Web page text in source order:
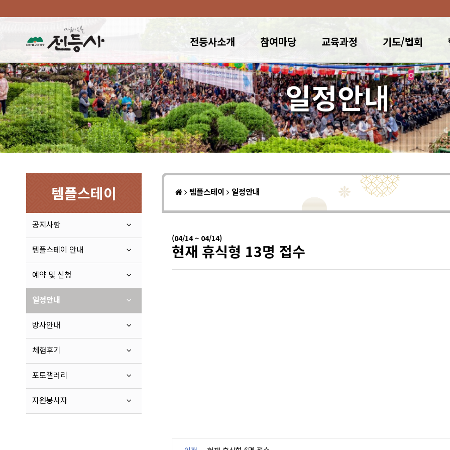
전등사소개 참여마당 교육과정 기도/법회
일정안내
템플스테이
공지사항
템플스테이 안내
예약 및 신청
일정안내
방사안내
체험후기
포토갤러리
자원봉사자
템플스테이 일정안내
(04/14 ~ 04/14)
현재 휴식형 13명 접수